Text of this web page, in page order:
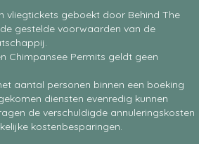
vliegtickets geboekt door Behind The
gestelde voorwaarden van de
Chimpansee Permits geldt geen
aantal personen binnen een boeking
diensten evenredig kunnen
de verschuldigde annuleringskosten
kostenbesparingen.